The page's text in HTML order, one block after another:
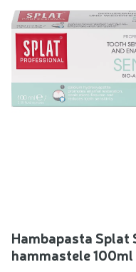
Hambapasta
hammastele 100ml